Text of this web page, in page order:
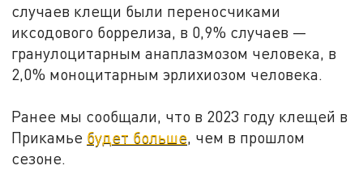
случаев клещи были переносчиками
иксодового боррелиза, в 0,9% случаев —
гранулоцитарным анаплазмозом человека, в
2,0% моноцитарным эрлихиозом человека.
Ранее мы сообщали, что в 2023 году клещей в
Прикамье будет больше, чем в прошлом
сезоне.